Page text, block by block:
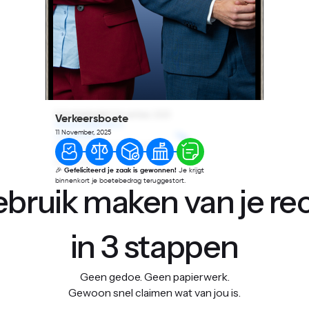
Letselschade 9 November, 2025
vastgesteld!
Onze juristen houden je op de hoogte
van
je eerste voorschot.
Verkeersboete
11 November, 2025
🎉 Gefeliciteerd je zaak is gewonnen! Je krijgt
binnenkort je boetebedrag teruggestort.
maken van je
in 3 stappen
Geen gedoe. Geen papierwerk.
Gewoon snel claimen wat van jou is.